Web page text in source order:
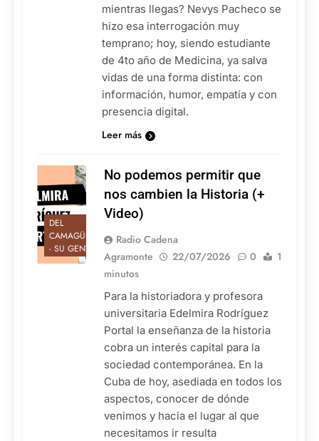
mientras llegas? Nevys Pacheco se
hizo esa interrogación muy
temprano; hoy, siendo estudiante
de 4to año de Medicina, ya salva
vidas de una forma distinta: con
información, humor, empatía y con
presencia digital.
Leer más
DEL
CAMAGÜEY
- SU GENTE
No podemos permitir que
nos cambien la Historia (+
Video)
Radio Cadena
Agramonte
22/07/2026 0
1
minutos
Para la historiadora y profesora
universitaria Edelmira Rodríguez
Portal la enseñanza de la historia
cobra un interés capital para la
sociedad contemporánea. En la
Cuba de hoy, asediada en todos los
aspectos, conocer de dónde
venimos y hacia el lugar al que
necesitamos ir resulta